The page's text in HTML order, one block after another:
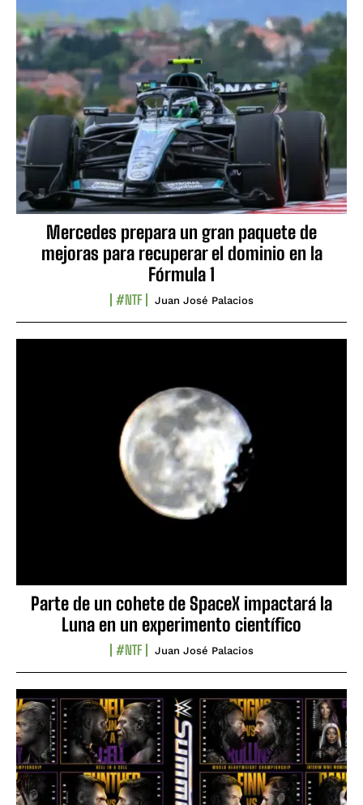
Mercedes prepara un gran paquete de
mejoras para recuperar el dominio en la
Fórmula 1
#NTF Juan José Palacios
Parte de un cohete de SpaceX impactará la
Luna en un experimento científico
#NTF Juan José Palacios